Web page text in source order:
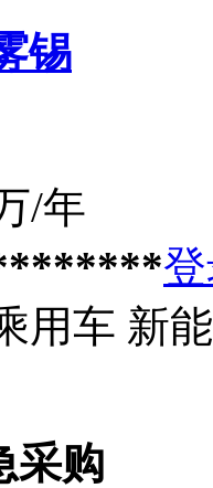
锡
/年
用车 新
采购